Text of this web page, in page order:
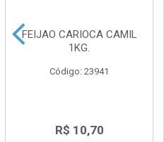
FEIJAO CARIOCA CAMIL
1KG.
Código: 23941
R$ 10,70